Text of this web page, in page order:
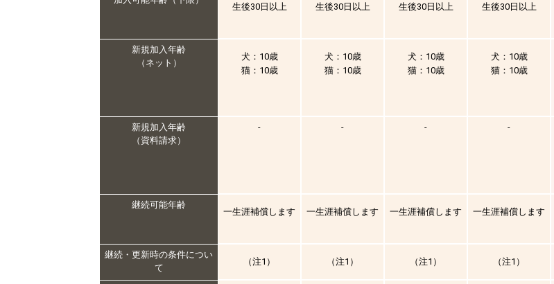
生後30日以上 生後30日以上 生後30日以上 生後30日以上
新規加入年齢
（ネット）
犬：10歳
猫：10歳
犬：10歳
猫：10歳
犬：10歳
猫：10歳
犬：10歳
猫：10歳
新規加入年齢
（資料請求）
- - - -
継続可能年齢
一生涯補償します 一生涯補償します 一生涯補償します 一生涯補償します
継続・更新時の条件につい
て
（注1） （注1） （注1） （注1）